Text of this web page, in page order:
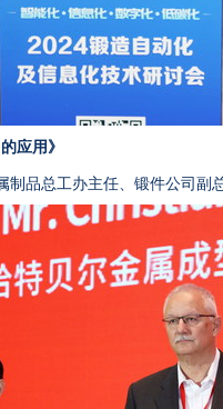
应用》
制品总工办主任、锻件公司副